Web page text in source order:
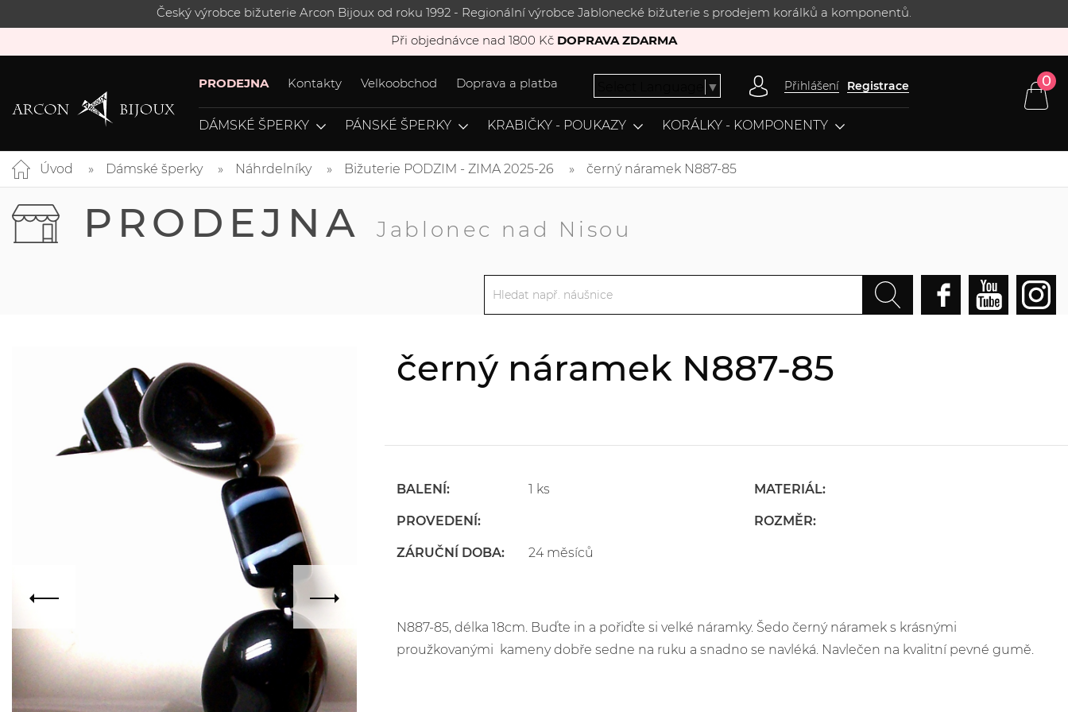
Český výrobce bižuterie Arcon Bijoux od roku 1992 - Regionální výrobce Jablonecké bižuterie s prodejem korálků a komponentů.
Při objednávce nad 1800 Kč DOPRAVA ZDARMA
PRODEJNA Kontakty Velkoobchod Doprava a platba ▼ Přihlášení Registrace 0
DÁMSKÉ ŠPERKY PÁNSKÉ ŠPERKY KRABIČKY - POUKAZY KORÁLKY - KOMPONENTY
Úvod Dámské šperky Náhrdelníky Bižuterie PODZIM - ZIMA 2025-26 černý náramek N887-85
PRODEJNA Jablonec nad Nisou
černý náramek N887-85
BALENÍ: 1 ks
PROVEDENÍ:
ZÁRUČNÍ DOBA: 24 měsíců
MATERIÁL:
ROZMĚR:
N887-85, délka 18cm. Buďte in a pořiďte si velké náramky. Šedo černý náramek s krásnými
proužkovanými kameny dobře sedne na ruku a snadno se navléká. Navlečen na kvalitní pevné gumě.